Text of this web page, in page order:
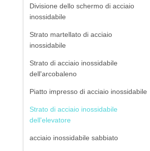
Divisione dello schermo di acciaio
inossidabile
Strato martellato di acciaio
inossidabile
Strato di acciaio inossidabile
dell'arcobaleno
Piatto impresso di acciaio inossidabile
Strato di acciaio inossidabile
dell'elevatore
acciaio inossidabile sabbiato